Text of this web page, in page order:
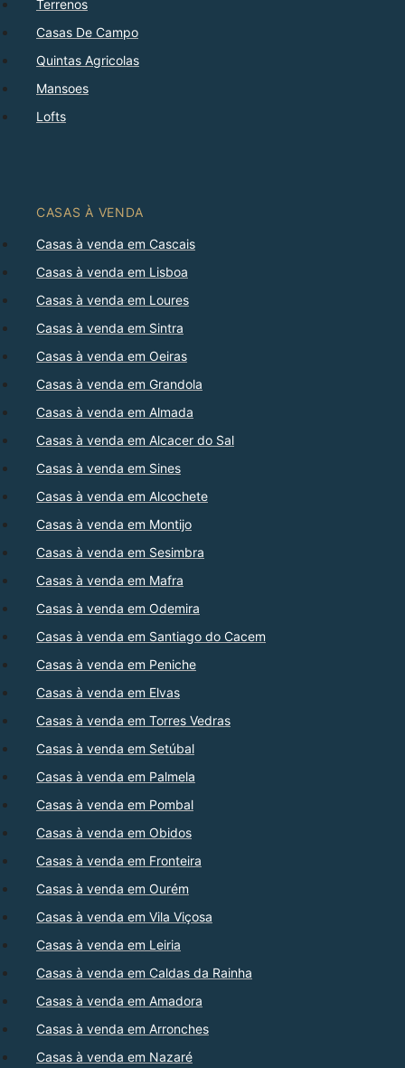
Terrenos
Casas De Campo
Quintas Agricolas
Mansoes
Lofts
CASAS À VENDA
Casas à venda em Cascais
Casas à venda em Lisboa
Casas à venda em Loures
Casas à venda em Sintra
Casas à venda em Oeiras
Casas à venda em Grandola
Casas à venda em Almada
Casas à venda em Alcacer do Sal
Casas à venda em Sines
Casas à venda em Alcochete
Casas à venda em Montijo
Casas à venda em Sesimbra
Casas à venda em Mafra
Casas à venda em Odemira
Casas à venda em Santiago do Cacem
Casas à venda em Peniche
Casas à venda em Elvas
Casas à venda em Torres Vedras
Casas à venda em Setúbal
Casas à venda em Palmela
Casas à venda em Pombal
Casas à venda em Obidos
Casas à venda em Fronteira
Casas à venda em Ourém
Casas à venda em Vila Viçosa
Casas à venda em Leiria
Casas à venda em Caldas da Rainha
Casas à venda em Amadora
Casas à venda em Arronches
Casas à venda em Nazaré